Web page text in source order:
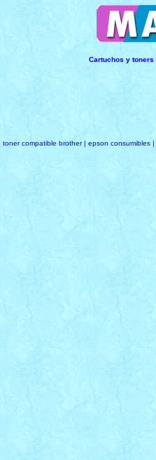
Cartuchos y
toner compatible brother| epson consumibles |